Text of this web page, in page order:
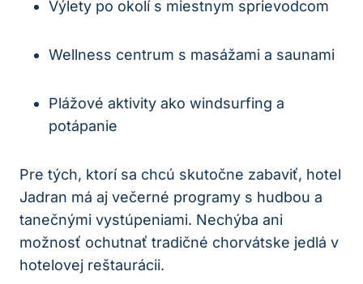
Výlety po okolí s miestnym sprievodcom
Wellness centrum s masážami a saunami
Plážové aktivity ako windsurfing a
potápanie
Pre tých, ktorí sa chcú skutočne zabaviť, hotel
Jadran má aj večerné programy s hudbou a
tanečnými vystúpeniami. Nechýba ani
možnosť ochutnať tradičné chorvátske jedlá v
hotelovej reštaurácii.